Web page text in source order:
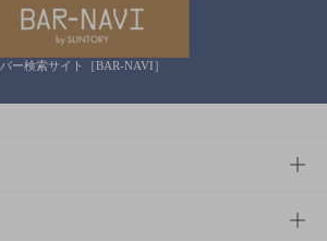
バー検索サイト［BAR-NAVI］